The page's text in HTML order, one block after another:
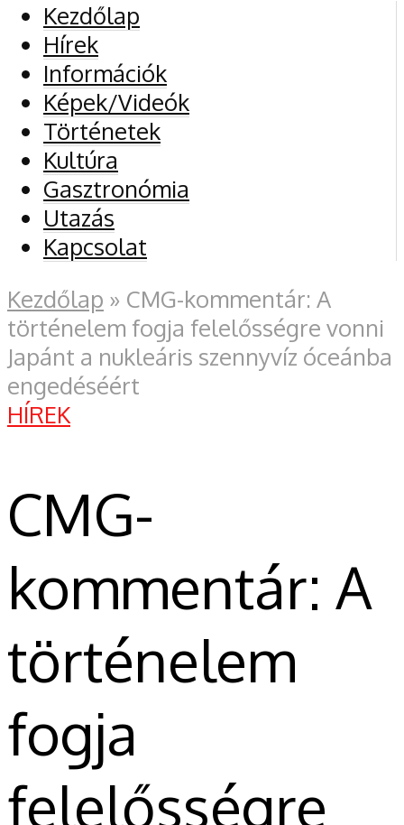
Kezdőlap
Hírek
Információk
Képek/Videók
Történetek
Kultúra
Gasztronómia
Utazás
Kapcsolat
Kezdőlap » CMG-kommentár: A
történelem fogja felelősségre vonni
Japánt a nukleáris szennyvíz óceánba
engedéséért
HÍREK
CMG-
kommentár: A
történelem
fogja
felelősségre